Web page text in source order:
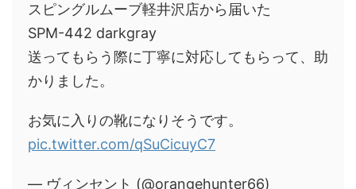
スピングルムーブ軽井沢店から届いた
SPM-442 darkgray
送ってもらう際に丁寧に対応してもらって、助
かりました。
お気に入りの靴になりそうです。
pic.twitter.com/qSuCicuyC7
— ヴィンセント (@orangehunter66)